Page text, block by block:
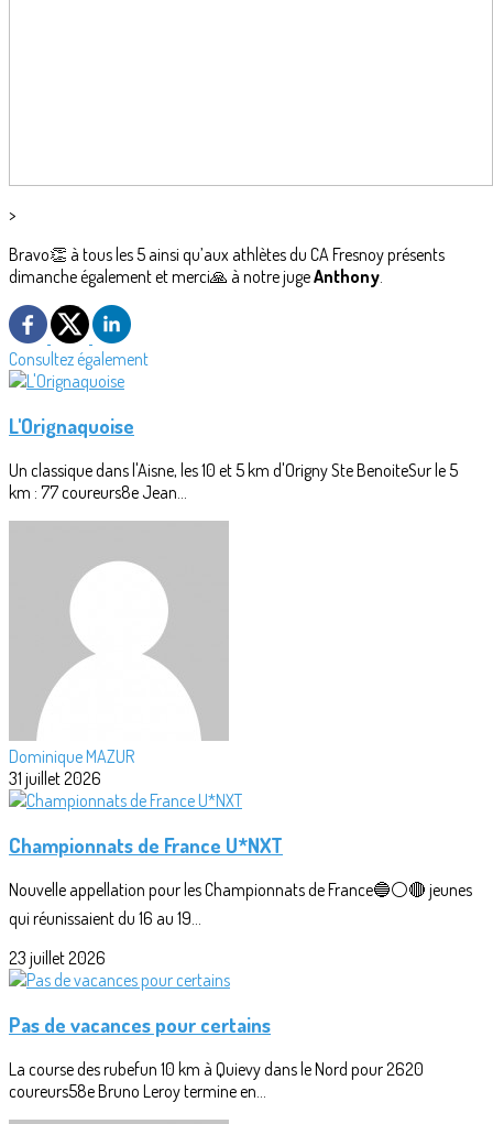
>
Bravo👏 à tous les 5 ainsi qu’aux athlètes du CA Fresnoy présents
dimanche également et merci🙏 à notre jugeAnthony.
Consultez également
L'Orignaquoise
Un classique dans l'Aisne, les 10 et 5 km d'Origny Ste BenoiteSur le 5
km : 77 coureurs8e Jean...
Dominique MAZUR
31 juillet 2026
Championnats de France U*NXT
Nouvelle appellation pour les Championnats de France🔵⚪🔴 jeunes
qui réunissaient du 16 au 19...
23 juillet 2026
Pas de vacances pour certains
La course des rubefun 10 km à Quievy dans le Nord pour 2620
coureurs58e Bruno Leroy termine en...